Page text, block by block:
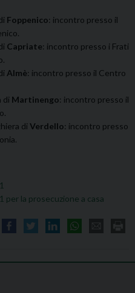
Foppenico: incontro presso il
Capriate: incontro presso i Frati
Almè: incontro presso il Centro
di Martinengo: incontro presso il
di Verdello: incontro presso
per la prosecuzione a casa